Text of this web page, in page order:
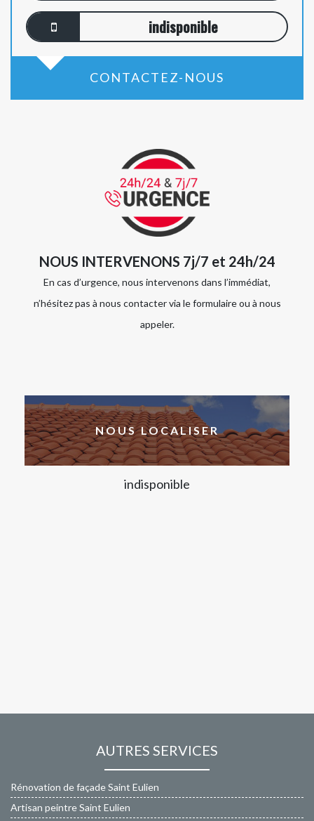
indisponible
CONTACTEZ-NOUS
NOUS INTERVENONS 7j/7 et 24h/24
En cas d’urgence, nous intervenons dans l’immédiat,
n’hésitez pas à nous contacter via le formulaire ou à nous
appeler.
NOUS LOCALISER
indisponible
AUTRES SERVICES
Rénovation de façade Saint Eulien
Artisan peintre Saint Eulien